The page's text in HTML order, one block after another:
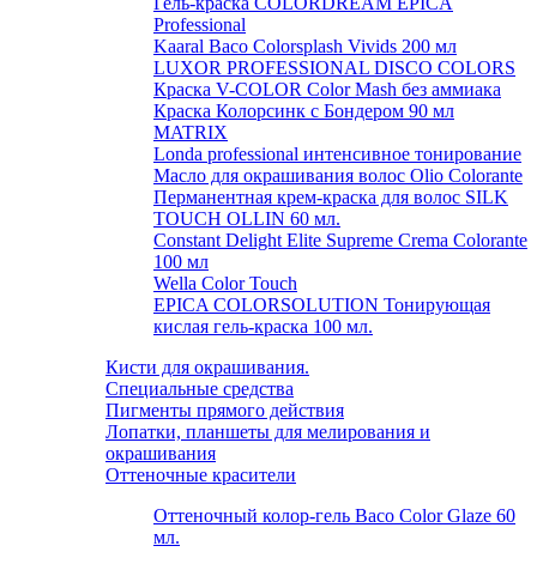
Professional
Kaaral Baco Colorsplash Vivids 200 мл
LUXOR PROFESSIONAL DISCO COLORS
Краска V-COLOR Color Mash без аммиака
Краска Колорсинк с Бондером 90 мл
MATRIX
Londa professional интенсивное тонирование
Масло для окрашивания волос Olio Colorante
Перманентная крем-краска для волос SILK
TOUCH OLLIN 60 мл.
Constant Delight Elite Supreme Crema Colorante
100 мл
Wella Color Touch
EPICA COLORSOLUTION Тонирующая
кислая гель-краска 100 мл.
Кисти для окрашивания.
Специальные средства
Пигменты прямого действия
Лопатки, планшеты для мелирования и
окрашивания
Оттеночные красители
Оттеночный колор-гель Baco Color Glaze 60
мл.